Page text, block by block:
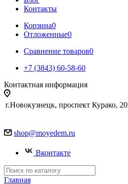
Контакты
Корзина0
Отложенные0
Сравнение товаров0
+7 (3843) 60-58-60
Контактная информация
г.Новокузнецк, проспект Курако, 20
shop@moyedem.ru
Вконтакте
Главная